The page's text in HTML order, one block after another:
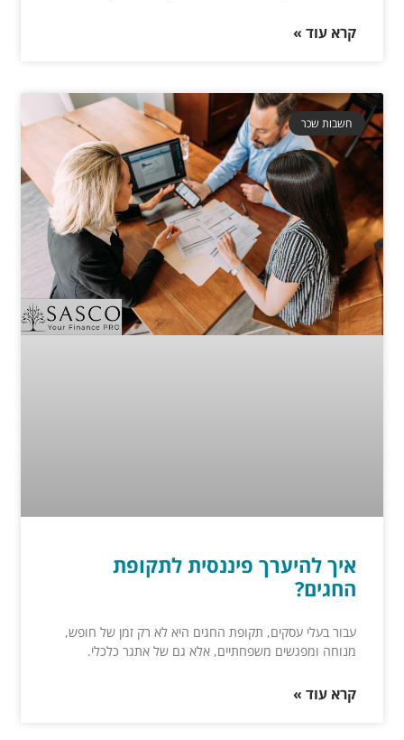
קרא עוד »
חשבות שכר
איך להיערך פיננסית לתקופת
החגים?
עבור בעלי עסקים, תקופת החגים היא לא רק זמן של חופש,
מנוחה ומפגשים משפחתיים, אלא גם של אתגר כלכלי.
קרא עוד »